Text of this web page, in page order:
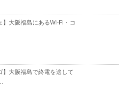
】大阪福島にあるWi-Fi・コ
】大阪福島で終電を逃して